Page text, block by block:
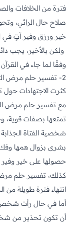
فترة من الخلافات
صلاح حال الرائي،
خير ورزق وفير آتٍ في
ولكن بالأخير، يجب
وفقًا لما جاء في القرآن
2- تفسير حلم مرض الثدي للعزباء
كثرت الاجتهادات حول
مع تفسير حلم مرض
تمتعها بصفات قوية،
شخصية الفتاة
بشرى بزوال همها وفك
حصولها على خير
كذلك، تفسير حلم مرض
انتهاء فترة طويلة من
أما في حال رأت شخص
أن تكون تحذير من